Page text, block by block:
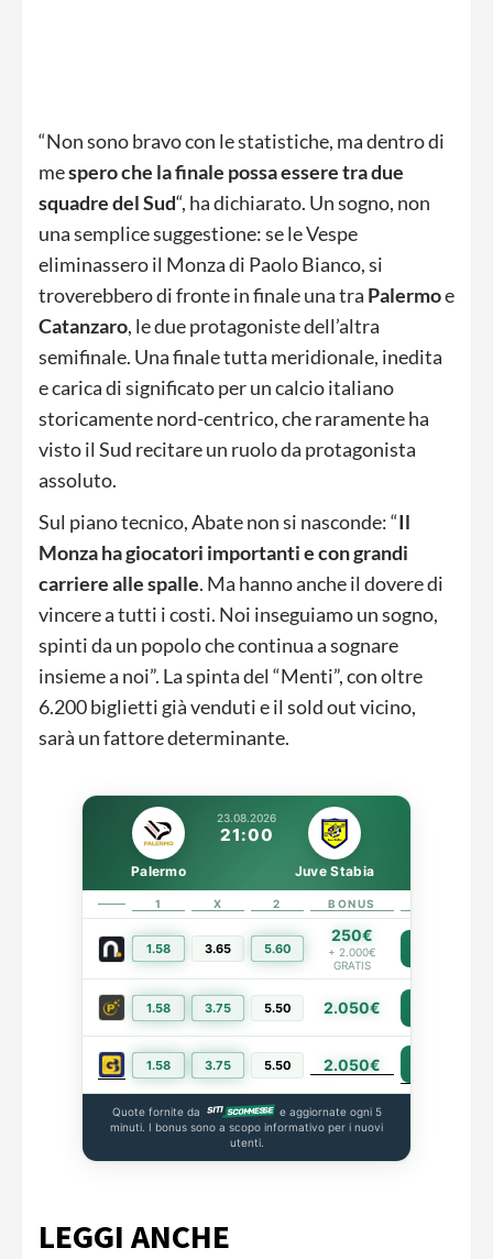
“Non sono bravo con le statistiche, ma dentro di
mespero che la finale possa essere tra due
squadre del Sud“, ha dichiarato. Un sogno, non
una semplice suggestione: se le Vespe
eliminassero il Monza di Paolo Bianco, si
troverebbero di fronte in finale una tra Palermoe
Catanzaro, le due protagoniste dell’altra
semifinale. Una finale tutta meridionale, inedita
e carica di significato per un calcio italiano
storicamente nord-centrico, che raramente ha
visto il Sud recitare un ruolo da protagonista
assoluto.
Sul piano tecnico, Abate non si nasconde: “Il
Monza ha giocatori importanti e con grandi
carriere alle spalle. Ma hanno anche il dovere di
vincere a tutti i costi. Noi inseguiamo un sogno,
spinti da un popolo che continua a sognare
insieme a noi”. La spinta del “Menti”, con oltre
6.200 biglietti già venduti e il sold out vicino,
sarà un fattore determinante.
23.08.2026
21:00
Palermo Juve Stabia
1 X 2 BONUS
1.58 3.65 5.60
250€
+ 2.000€
GRATIS
1.58 3.75 5.50 2.050€
1.58 3.75 5.50 2.050€
Quote fornite da
e aggiornate ogni 5
minuti. I bonus sono a scopo informativo per i nuovi
utenti.
LEGGI ANCHE